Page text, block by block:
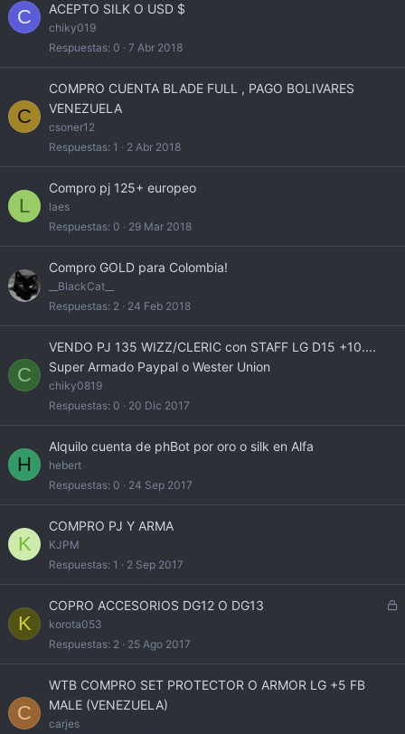
C
ACEPTO SILK O USD $
chiky019
Respuestas 0 7 Abr 2018
C
COMPRO CUENTA BLADE FULL , PAGO BOLIVARES
VENEZUELA
csoner12
Respuestas 1 2 Abr 2018
L
Compro pj 125+ europeo
laes
Respuestas 0 29 Mar 2018
Compro GOLD para Colombia!
__BlackCat__
Respuestas 2 24 Feb 2018
C
VENDO PJ 135 WIZZ/CLERIC con STAFF LG D15 +10....
Super Armado Paypal o Wester Union
chiky0819
Respuestas 0 20 Dic 2017
H
Alquilo cuenta de phBot por oro o silk en Alfa
hebert
Respuestas 0 24 Sep 2017
K
COMPRO PJ Y ARMA
KJPM
Respuestas 1 2 Sep 2017
K
C
COPRO ACCESORIOS DG12 O DG13
korota053
Respuestas 2 25 Ago 2017
C
WTB COMPRO SET PROTECTOR O ARMOR LG +5 FB
MALE (VENEZUELA)
carjes